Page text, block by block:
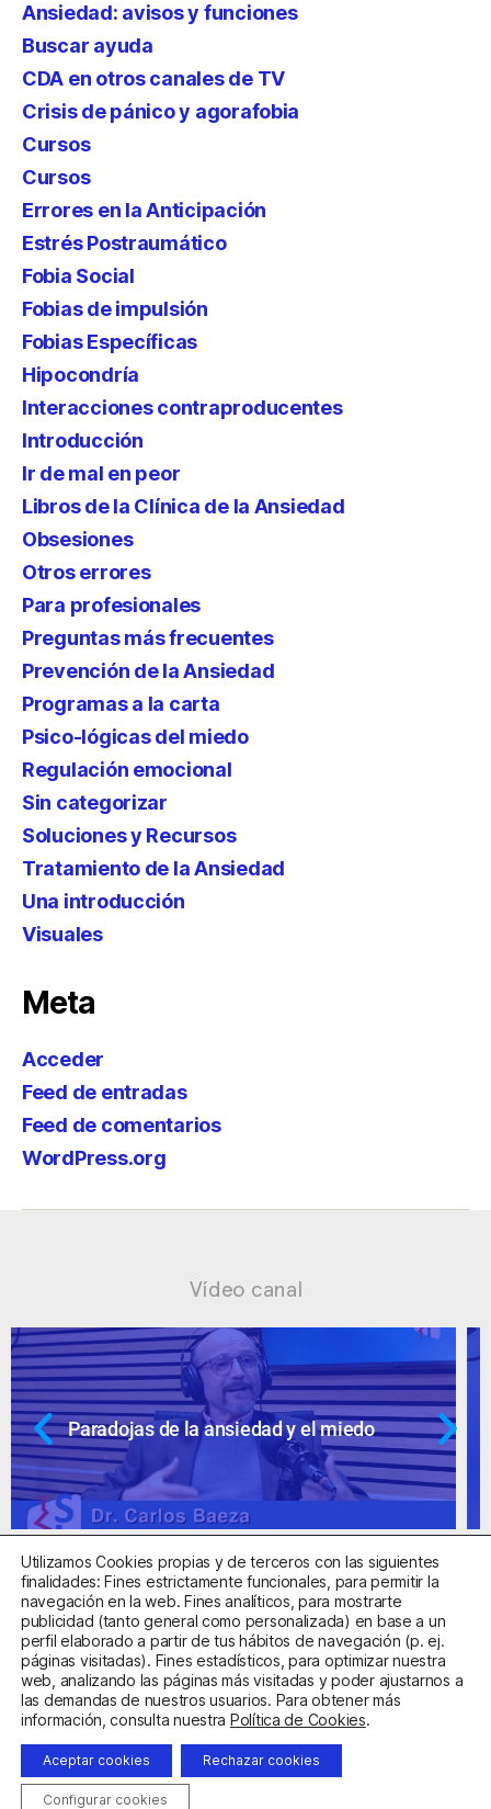
Ansiedad: avisos y funciones
Buscar ayuda
CDA en otros canales de TV
Crisis de pánico y agorafobia
Cursos
Cursos
Errores en la Anticipación
Estrés Postraumático
Fobia Social
Fobias de impulsión
Fobias Específicas
Hipocondría
Interacciones contraproducentes
Introducción
Ir de mal en peor
Libros de la Clínica de la Ansiedad
Obsesiones
Otros errores
Para profesionales
Preguntas más frecuentes
Prevención de la Ansiedad
Programas a la carta
Psico-lógicas del miedo
Regulación emocional
Sin categorizar
Soluciones y Recursos
Tratamiento de la Ansiedad
Una introducción
Visuales
Meta
Acceder
Feed de entradas
Feed de comentarios
WordPress.org
Vídeo canal
Ansiedad: supuestos cuestionables
Centro Sanitario Autorizado con el código E08737002
Aviso LegalPolítica de PrivacidadPolítica de Cookies
Clínica de la Ansiedad. Teléfonos:932263020
Correo:
Utilizamos Cookies propias y de terceros con las siguientes
finalidades: Fines estrictamente funcionales, para permitir la
navegación en la web. Fines analíticos, para mostrarte
publicidad (tanto general como personalizada) en base a un
perfil elaborado a partir de tus hábitos de navegación (p. ej.
páginas visitadas). Fines estadísticos, para optimizar nuestra
web, analizando las páginas más visitadas y poder ajustarnos a
las demandas de nuestros usuarios. Para obtener más
información, consulta nuestra Política de Cookies.
Aceptar cookies Rechazar cookies
Configurar cookies